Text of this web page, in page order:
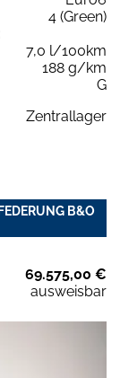
4 (Green)
7,0 l/100km
188 g/km
G
Zentrallager
B&O
69.575,00 €
ausweisbar